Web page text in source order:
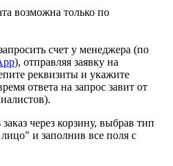
возможна только по
счет у менеджера (по
), отправляя заявку на
реквизиты и укажите
ответа на запрос завит от
через корзину, выбрав тип
и заполнив все поля с